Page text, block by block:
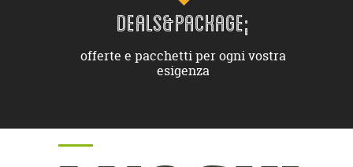
DEALS&PACKAGE;
offerte e pacchetti per ogni vostra
esigenza